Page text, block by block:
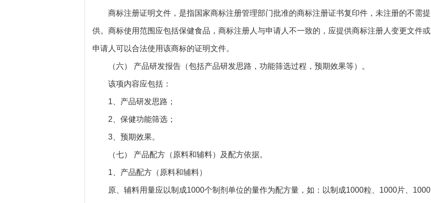
商标注册证明文件，是指国家商标注册管理部门批准的商标注册证书复印件，未注册的不需提
供。商标使用范围应包括保健食品，商标注册人与申请人不一致的，应提供商标注册人变更文件或
申请人可以合法使用该商标的证明文件。
（六） 产品研发报告（包括产品研发思路，功能筛选过程，预期效果等）。
该项内容应包括：
1、产品研发思路；
2、保健功能筛选；
3、预期效果。
（七） 产品配方（原料和辅料）及配方依据。
1、产品配方（原料和辅料）
原、辅料用量应以制成1000个制剂单位的量作为配方量，如：以制成1000粒、1000片、1000